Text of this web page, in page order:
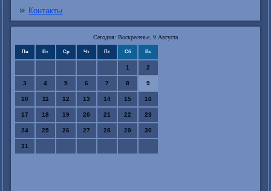
Контакты
Сегодня: Воскресенье, 9 Августа
Пн Вт Ср Чт Пт Сб Вс
1 2
3 4 5 6 7 8 9
10 11 12 13 14 15 16
17 18 19 20 21 22 23
24 25 26 27 28 29 30
31